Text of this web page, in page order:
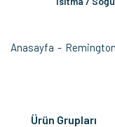
Anasayfa Remington
Ürün Grupları